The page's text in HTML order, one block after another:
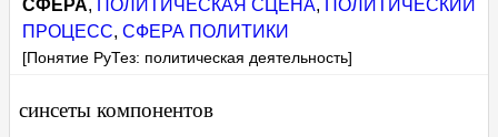
СФЕРА, ПОЛИТИЧЕСКАЯ СЦЕНА,
ПОЛИТИЧЕСКИЙ
ПРОЦЕСС,СФЕРА ПОЛИТИКИ
[Понятие РуТез: политическая деятельность]
синсеты компонентов